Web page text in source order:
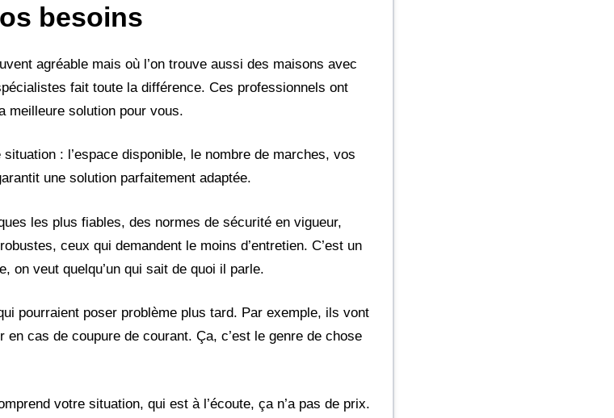
besoins
agréable mais où l’on trouve aussi des maisons avec
fait toute la différence. Ces professionnels ont
meilleure solution pour vous.
: l’espace disponible, le nombre de marches, vos
une solution parfaitement adaptée.
les plus fiables, des normes de sécurité en vigueur,
ceux qui demandent le moins d’entretien. C’est un
on veut quelqu’un qui sait de quoi il parle.
pourraient poser problème plus tard. Par exemple, ils vont
cas de coupure de courant. Ça, c’est le genre de chose
votre situation, qui est à l’écoute, ça n’a pas de prix.